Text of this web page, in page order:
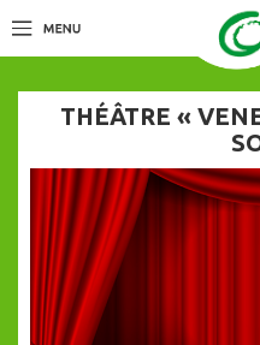
THÉÂTRE «